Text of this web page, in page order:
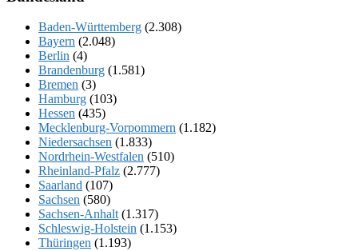
Baden-Württemberg (2.308)
Bayern (2.048)
Berlin (4)
Brandenburg (1.581)
Bremen (3)
Hamburg (103)
Hessen (435)
Mecklenburg-Vorpommern (1.182)
Niedersachsen (1.833)
Nordrhein-Westfalen (510)
Rheinland-Pfalz (2.777)
Saarland (107)
Sachsen (580)
Sachsen-Anhalt (1.317)
Schleswig-Holstein (1.153)
Thüringen (1.193)